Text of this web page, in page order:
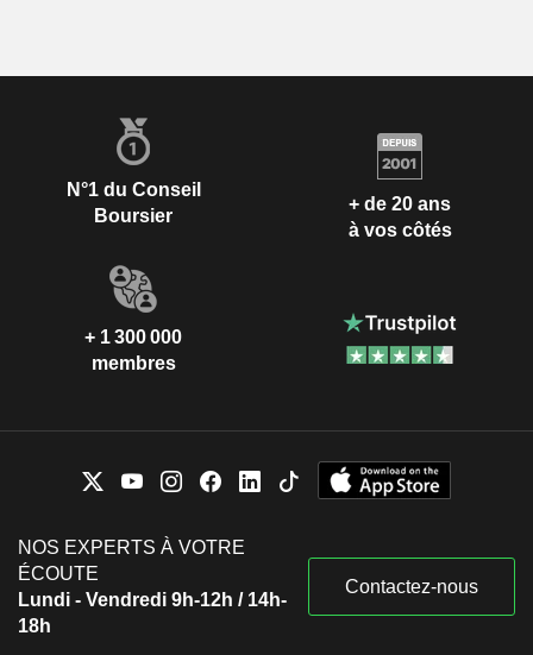
N°1 du Conseil
Boursier
+ de 20 ans
à vos côtés
+ 1 300 000
membres
NOS EXPERTS À VOTRE
ÉCOUTE
Lundi - Vendredi 9h-12h / 14h-
18h
Contactez-nous